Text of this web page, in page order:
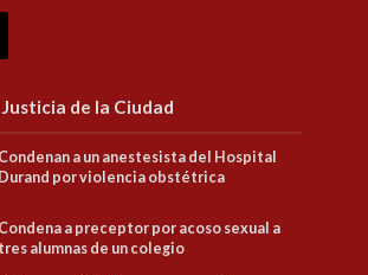
de la Ciudad
Condenan a un anestesista del Hospital
Durand por violencia obstétrica
Condena a preceptor por acoso sexual a
tres alumnas de un colegio